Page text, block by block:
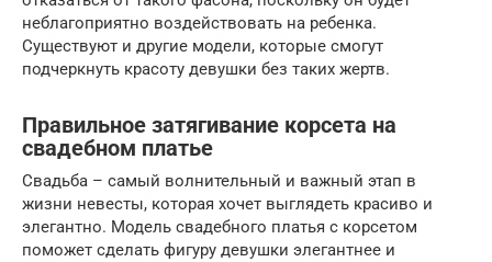
неблагоприятно воздействовать на ребенка.
Существуют и другие модели, которые смогут
подчеркнуть красоту девушки без таких жертв.
Правильное затягивание корсета на
свадебном платье
Свадьба – самый волнительный и важный этап в
жизни невесты, которая хочет выглядеть красиво и
элегантно. Модель свадебного платья с корсетом
поможет сделать фигуру девушки элегантнее и